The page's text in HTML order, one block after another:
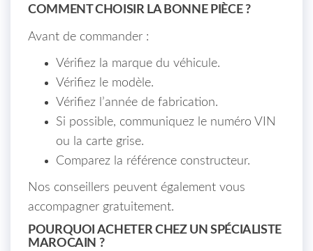
COMMENT CHOISIR LA BONNE PIÈCE ?
Avant de commander :
Vérifiez la marque du véhicule.
Vérifiez le modèle.
Vérifiez l’année de fabrication.
Si possible, communiquez le numéro VIN
ou la carte grise.
Comparez la référence constructeur.
Nos conseillers peuvent également vous
accompagner gratuitement.
POURQUOI ACHETER CHEZ UN SPÉCIALISTE
MAROCAIN ?